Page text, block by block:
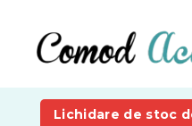
conținut
Lichidare de stoc